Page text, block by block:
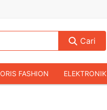
Cari
FASHION ELEKTRONIK